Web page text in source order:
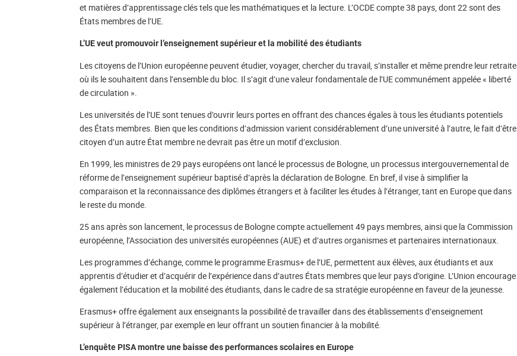
et matières d’apprentissage clés tels que les mathématiques et la lecture. L’OCDE compte 38 pays, dont 22 sont des
États membres de l’UE.
L’UE veut promouvoir l’enseignement supérieur et la mobilité des étudiants
Les citoyens de l’Union européenne peuvent étudier, voyager, chercher du travail, s’installer et même prendre leur retraite
où ils le souhaitent dans l’ensemble du bloc. Il s’agit d’une valeur fondamentale de l’UE communément appelée « liberté
de circulation ».
Les universités de l’UE sont tenues d’ouvrir leurs portes en offrant des chances égales à tous les étudiants potentiels
des États membres. Bien que les conditions d’admission varient considérablement d’une université à l’autre, le fait d’être
citoyen d’un autre État membre ne devrait pas être un motif d’exclusion.
En 1999, les ministres de 29 pays européens ont lancé le processus de Bologne, un processus intergouvernemental de
réforme de l’enseignement supérieur baptisé d’après la déclaration de Bologne. En bref, il vise à simplifier la
comparaison et la reconnaissance des diplômes étrangers et à faciliter les études à l’étranger, tant en Europe que dans
le reste du monde.
25 ans après son lancement, le processus de Bologne compte actuellement 49 pays membres, ainsi que la Commission
européenne, l’Association des universités européennes (AUE) et d’autres organismes et partenaires internationaux.
Les programmes d’échange, comme le programme Erasmus+ de l’UE, permettent aux élèves, aux étudiants et aux
apprentis d’étudier et d’acquérir de l’expérience dans d’autres États membres que leur pays d’origine. L’Union encourage
également l’éducation et la mobilité des étudiants, dans le cadre de sa stratégie européenne en faveur de la jeunesse.
Erasmus+ offre également aux enseignants la possibilité de travailler dans des établissements d’enseignement
supérieur à l’étranger, par exemple en leur offrant un soutien financier à la mobilité.
L’enquête PISA montre une baisse des performances scolaires en Europe